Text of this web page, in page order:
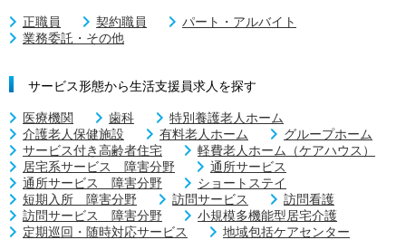
正職員 契約職員
パート・アルバイト
業務委託・その他
サービス形態から生活支援員求人を探す
医療機関 歯科
特別養護老人ホーム
介護老人保健施設
有料老人ホーム
グループホーム
サービス付き高齢者住宅
軽費老人ホーム（ケアハウス）
居宅系サービス 障害分野
通所サービス
通所サービス 障害分野
ショートステイ
短期入所 障害分野
訪問サービス
訪問看護
訪問サービス 障害分野
小規模多機能型居宅介護
定期巡回・随時対応サービス
地域包括ケアセンター